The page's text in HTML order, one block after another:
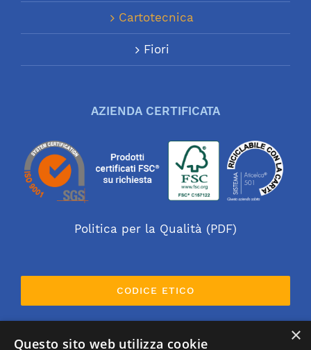
Cartotecnica
Fiori
AZIENDA CERTIFICATA
Politica per la Qualità (PDF)
CODICE ETICO
×
Questo sito web utilizza cookie